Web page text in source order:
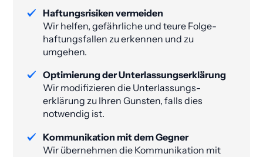
Haftungsrisiken vermeiden
Wir helfen, gefährliche und teure Folge­
haftungs­fallen zu erkennen und zu
umgehen.
Optimierung der Unterlassungs­erklärung
Wir modifizieren die Unterlassungs­
erklärung zu Ihren Gunsten, falls dies
notwendig ist.
Kommunikation mit dem Gegner
Wir übernehmen die Kommunikation mit